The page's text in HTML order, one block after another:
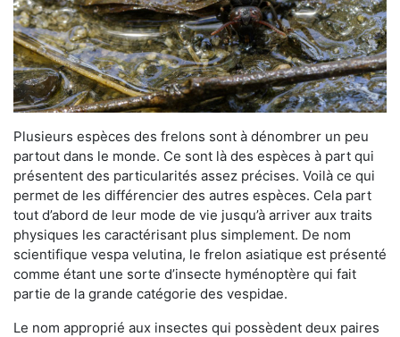
Plusieurs espèces des frelons sont à dénombrer un peu
partout dans le monde. Ce sont là des espèces à part qui
présentent des particularités assez précises. Voilà ce qui
permet de les différencier des autres espèces. Cela part
tout d’abord de leur mode de vie jusqu’à arriver aux traits
physiques les caractérisant plus simplement. De nom
scientifique vespa velutina, le frelon asiatique est présenté
comme étant une sorte d’insecte hyménoptère qui fait
partie de la grande catégorie des vespidae.
Le nom approprié aux insectes qui possèdent deux paires